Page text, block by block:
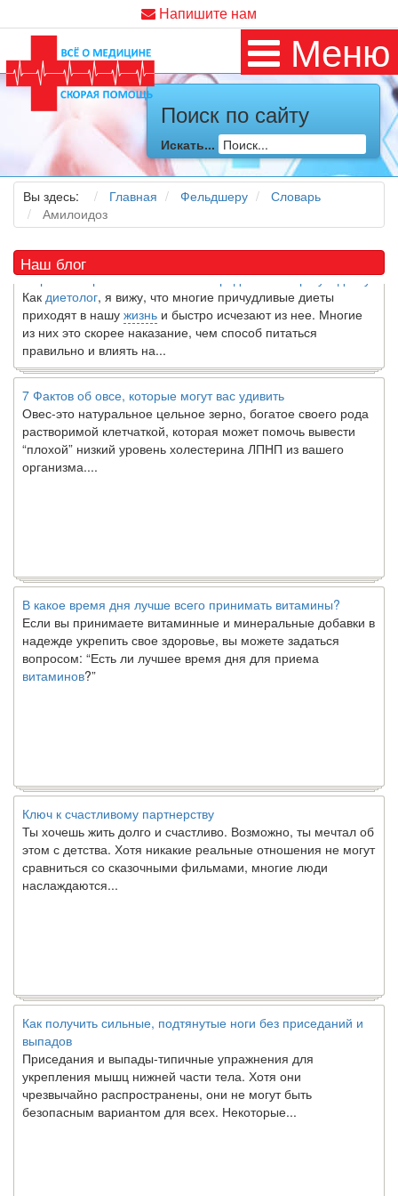
Напишите нам
Меню
Поиск по сайту
Искать...
Вы здесь: Главная Фельдшеру
Словарь
Амилоидоз
Наш блог
Как я заболел во время локдауна?
Это странная ситуация: вы соблюдали все меры
предосторожности COVID-19 (вы почти все время дома),
но, тем не менее, вы каким-то образом простудились. Вы
можете задаться...
5 причин обратить внимание на средиземноморскую диету
Как
диетолог
, я вижу, что многие причудливые диеты
приходят в нашужизньи быстро исчезают из нее. Многие
из них это скорее наказание, чем способ питаться
правильно и влиять на...
7 Фактов об овсе, которые могут вас удивить
Овес-это натуральное цельное зерно, богатое своего рода
растворимой клетчаткой, которая может помочь вывести
“плохой” низкий уровень холестерина ЛПНП из вашего
организма....
В какое время дня лучше всего принимать витамины?
Если вы принимаете витаминные и минеральные добавки в
надежде укрепить свое здоровье, вы можете задаться
вопросом: “Есть ли лучшее время дня для приема
витаминов ?”
Ключ к счастливому партнерству
Ты хочешь жить долго и счастливо. Возможно, ты мечтал об
этом с детства. Хотя никакие реальные отношения не могут
сравниться со сказочными фильмами, многие люди
наслаждаются...
Как получить сильные, подтянутые ноги без приседаний и
выпадов
Приседания и выпады-типичные упражнения для
укрепления мышц нижней части тела. Хотя они
чрезвычайно распространены, они не могут быть
безопасным вариантом для всех. Некоторые...